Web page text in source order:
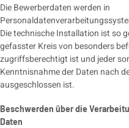
Die Bewerberdaten werden in
Die technische Installation ist so
gefasster Kreis von besonders
zugriffsberechtigt ist und jeder
Kenntnisnahme der Daten nach
ausgeschlossen ist.
Beschwerden über die
Daten